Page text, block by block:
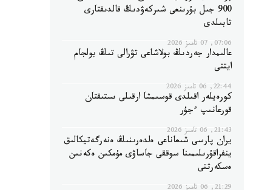
900 جىل بۇرىنعى شىركەۋدىڭ قالدىقتارى
تابىلدى
07:06, 07 تامىز 2026
عالىمدار جەردىڭ بولاشاعى تۋرالى تىڭ بولجام
ايتتى
22:44, 06 تامىز 2026
كورەيلەر اقىلدى قوسىمشا ارقىلى ىستىقتان
قورعانىپ ءجۇر
21:43, 06 تامىز 2026
يران پارسى شىعاناعى ەلدەرىنىڭ ەنەرگەتيكالىق
ينفراقۇرىلىمىنا سوققى جاساۋى مۇمكىن ەكەنىن
ەسكەرتتى